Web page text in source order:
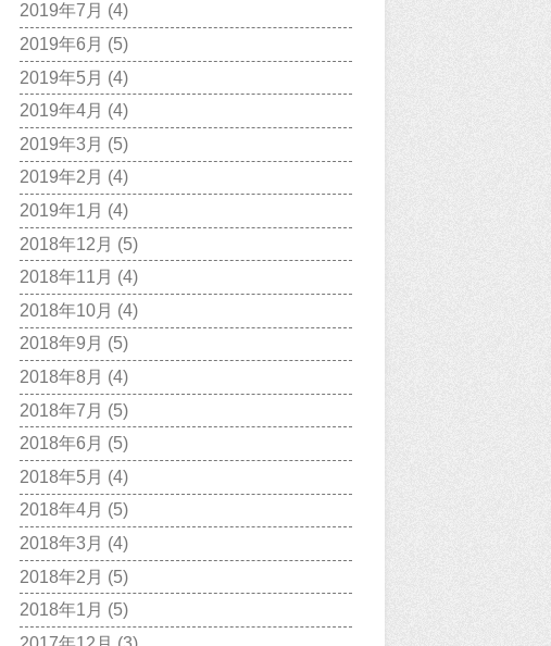
2019年7月 (4)
2019年6月 (5)
2019年5月 (4)
2019年4月 (4)
2019年3月 (5)
2019年2月 (4)
2019年1月 (4)
2018年12月 (5)
2018年11月 (4)
2018年10月 (4)
2018年9月 (5)
2018年8月 (4)
2018年7月 (5)
2018年6月 (5)
2018年5月 (4)
2018年4月 (5)
2018年3月 (4)
2018年2月 (5)
2018年1月 (5)